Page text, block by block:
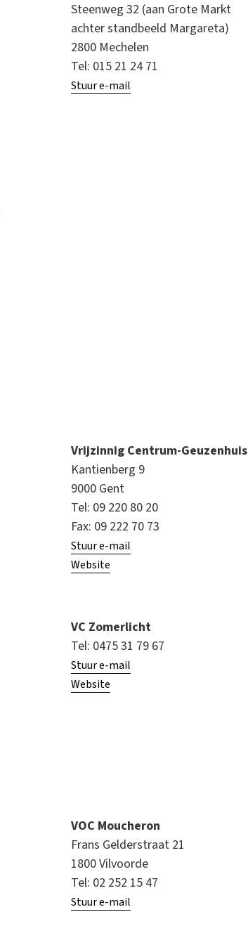
Steenweg 32 (aan Grote Markt
achter standbeeld Margareta)
2800 Mechelen
Tel: 015 21 24 71
Stuur e-mail
Vrijzinnig Centrum-Geuzenhuis
Kantienberg 9
9000 Gent
Tel: 09 220 80 20
Fax: 09 222 70 73
Stuur e-mail
Website
VC Zomerlicht
Tel: 0475 31 79 67
Stuur e-mail
Website
VOC Moucheron
Frans Gelderstraat 21
1800 Vilvoorde
Tel: 02 252 15 47
Stuur e-mail